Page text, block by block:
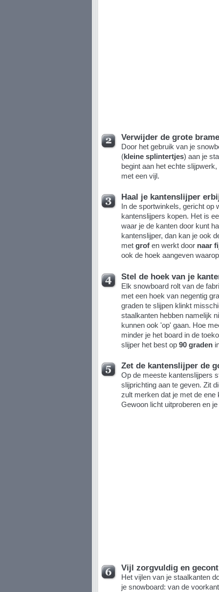
Verwijder de grote
Door het gebruik van je
(kleine splintertjes) aan je
begint aan het echte
met een vijl.
Haal je kantenslijper
In de sportwinkels, gericht op
kantenslijpers kopen. Het is
waar je de kanten door kunt
kantenslijper, dan kan je ook
met grofen werkt door naar
ook de hoek aangeven
Stel de hoek van je
Elk snowboard rolt van de
met een hoek van negentig
graden te slijpen klinkt
staalkanten hebben namelijk
kunnen ook 'op' gaan. Hoe
minder je het board in de
slijper het best op 90 graden
Zet de kantenslijper de
Op de meeste kantenslijpers
slijprichting aan te geven. Zit
zult merken dat je met de ene
Gewoon licht uitproberen en
Vijl zorgvuldig en
Het vijlen van je staalkanten
je snowboard: van de